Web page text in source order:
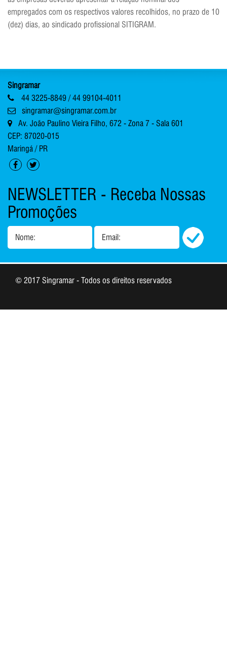
empregados com os respectivos valores recolhidos, no prazo de 10
(dez) dias, ao sindicado profissional SITIGRAM.
Singramar
44 3225-8849 / 44 99104-4011
singramar@singramar.com.br
Av. João Paulino Vieira Filho, 672 - Zona 7 - Sala 601
CEP: 87020-015
Maringá / PR
NEWSLETTER - Receba Nossas
Promoções
Nome: Email:
© 2017 Singramar - Todos os direitos reservados